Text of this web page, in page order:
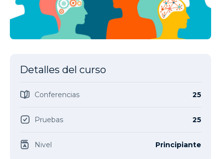
Detalles del curso
Conferencias 25
Pruebas 25
Nivel Principiante